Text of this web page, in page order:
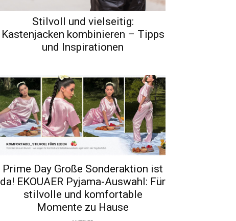
Stilvoll und vielseitig:
Kastenjacken kombinieren – Tipps
und Inspirationen
Prime Day Große Sonderaktion ist
da! EKOUAER Pyjama-Auswahl: Für
stilvolle und komfortable
Momente zu Hause